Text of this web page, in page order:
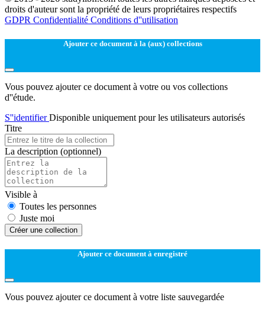
droits d'auteur sont la propriété de leurs propriétaires respectifs
GDPR Confidentialité Conditions d''utilisation
Ajouter ce document à la (aux) collections
Vous pouvez ajouter ce document à votre ou vos collections
d''étude.
S''identifierDisponible uniquement pour les utilisateurs autorisés
Titre
La description (optionnel)
Visible à
Toutes les personnes
Juste moi
Créer une collection
Ajouter ce document à enregistré
Vous pouvez ajouter ce document à votre liste sauvegardée